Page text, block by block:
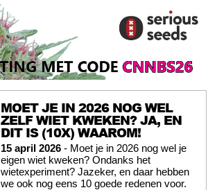
MOET JE IN 2026 NOG WEL
ZELF WIET KWEKEN? JA, EN
DIT IS (10X) WAAROM!
15 april 2026 - Moet je in 2026 nog wel je
eigen wiet kweken? Ondanks het
wietexperiment? Jazeker, en daar hebben
we ook nog eens 10 goede redenen voor.